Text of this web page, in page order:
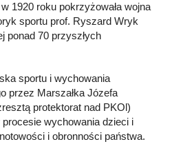
1920 roku pokrzyżowała wojna
sportu prof. Ryszard Wryk
ponad 70 przyszłych
sportu i wychowania
przez Marszałka Józefa
protektorat nad PKOl)
wychowania dzieci i
i obronności państwa.